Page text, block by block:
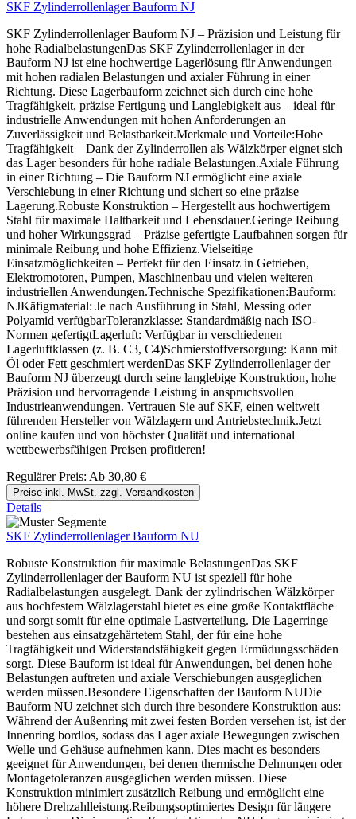
SKF Zylinderrollenlager Bauform NJ
SKF Zylinderrollenlager Bauform NJ – Präzision und Leistung für
hohe RadialbelastungenDas SKF Zylinderrollenlager in der
Bauform NJ ist eine hochwertige Lagerlösung für Anwendungen
mit hohen radialen Belastungen und axialer Führung in einer
Richtung. Diese Lagerbauform zeichnet sich durch eine hohe
Tragfähigkeit, präzise Fertigung und Langlebigkeit aus – ideal für
industrielle Anwendungen mit hohen Anforderungen an
Zuverlässigkeit und Belastbarkeit.Merkmale und Vorteile:Hohe
Tragfähigkeit – Dank der Zylinderrollen als Wälzkörper eignet sich
das Lager besonders für hohe radiale Belastungen.Axiale Führung
in einer Richtung – Die Bauform NJ ermöglicht eine axiale
Verschiebung in einer Richtung und sichert so eine präzise
Lagerung.Robuste Konstruktion – Hergestellt aus hochwertigem
Stahl für maximale Haltbarkeit und Lebensdauer.Geringe Reibung
und hoher Wirkungsgrad – Präzise gefertigte Laufbahnen sorgen für
minimale Reibung und hohe Effizienz.Vielseitige
Einsatzmöglichkeiten – Perfekt für den Einsatz in Getrieben,
Elektromotoren, Pumpen, Maschinenbau und vielen weiteren
industriellen Anwendungen.Technische Spezifikationen:Bauform:
NJKäfigmaterial: Je nach Ausführung in Stahl, Messing oder
Polyamid verfügbarToleranzklasse: Standardmäßig nach ISO-
Normen gefertigtLagerluft: Verfügbar in verschiedenen
Lagerluftklassen (z. B. C3, C4)Schmierstoffversorgung: Kann mit
Öl oder Fett geschmiert werdenDas SKF Zylinderrollenlager der
Bauform NJ überzeugt durch seine langlebige Konstruktion, hohe
Präzision und hervorragende Leistung in anspruchsvollen
Industrieanwendungen. Vertrauen Sie auf SKF, einen weltweit
führenden Hersteller von Wälzlagern und Antriebstechnik.Jetzt
online kaufen und von höchster Qualität und international
wettbewerbsfähigen Preisen profitieren!
Regulärer Preis: Ab 30,80 €
Preise inkl. MwSt. zzgl. Versandkosten
Details
SKF Zylinderrollenlager Bauform NU
Robuste Konstruktion für maximale BelastungenDas SKF
Zylinderrollenlager der Bauform NU ist speziell für hohe
Radialbelastungen ausgelegt. Dank der zylindrischen Wälzkörper
aus hochfestem Wälzlagerstahl bietet es eine große Kontaktfläche
und sorgt somit für eine optimale Lastverteilung. Die Lagerringe
bestehen aus einsatzgehärtetem Stahl, der für eine hohe
Tragfähigkeit und Widerstandsfähigkeit gegen Ermüdungsschäden
sorgt. Diese Bauform ist ideal für Anwendungen, bei denen hohe
Belastungen auftreten und axiale Verschiebungen ausgeglichen
werden müssen.Besondere Eigenschaften der Bauform NUDie
Bauform NU zeichnet sich durch ihre besondere Konstruktion aus:
Während der Außenring mit zwei festen Borden versehen ist, ist der
Innenring bordlos, sodass das Lager axiale Bewegungen zwischen
Welle und Gehäuse aufnehmen kann. Dies macht es besonders
geeignet für Anwendungen, bei denen thermische Dehnungen oder
Montagetoleranzen ausgeglichen werden müssen. Diese
Konstruktion minimiert zusätzlich Reibung und ermöglicht eine
höhere Drehzahlleistung.Reibungsoptimiertes Design für längere